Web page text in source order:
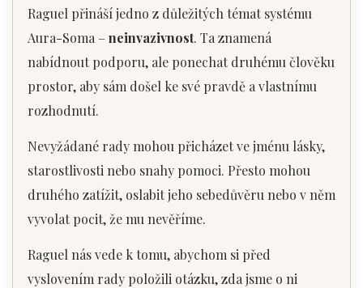
Raguel přináší jedno z důležitých témat systému
Aura-Soma –neinvazivnost. Ta znamená
nabídnout podporu, ale ponechat druhému člověku
prostor, aby sám došel ke své pravdě a vlastnímu
rozhodnutí.
Nevyžádané rady mohou přicházet ve jménu lásky,
starostlivosti nebo snahy pomoci. Přesto mohou
druhého zatížit, oslabit jeho sebedůvěru nebo v něm
vyvolat pocit, že mu nevěříme.
Raguel nás vede k tomu, abychom si před
vyslovením rady položili otázku, zda jsme o ni